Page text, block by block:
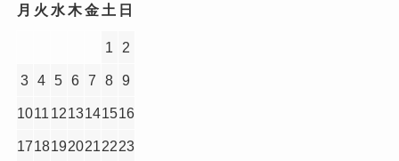
月 火 水木金 土 日
1 2
3 4 5 6 7 8 9
1011 1213141516
17181920212223